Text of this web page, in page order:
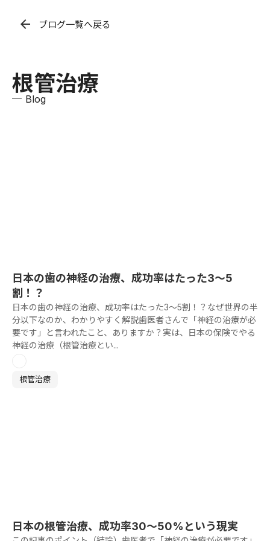
arrow_back ブログ一覧へ戻る
根管治療
─ Blog
日本の歯の神経の治療、成功率はたった3〜5
割！？
日本の歯の神経の治療、成功率はたった3〜5割！？なぜ世界の半
分以下なのか、わかりやすく解説歯医者さんで「神経の治療が必
要です」と言われたこと、ありますか？実は、日本の保険でやる
神経の治療（根管治療とい...
根管治療
日本の根管治療、成功率30〜50%という現実